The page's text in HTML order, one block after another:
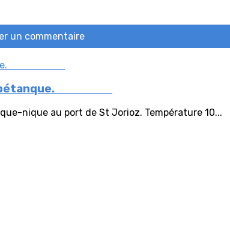
un commentaire
de pétanque.
nique au port de St Jorioz. Température 10...